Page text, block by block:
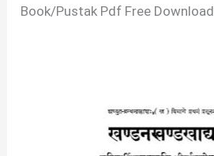
Book/Pustak Pdf Free Download